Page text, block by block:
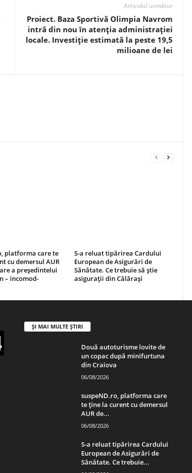
Articolul următor
Proiect. Baza Sportivă Olimpia Navrom
intră din nou în atenția administrației
locale. Investiție estimată la peste 19,5
milioane de lei
platforma care te
cu demersul AUR
a președintelui
– incomod-
S-a reluat tipărirea Cardului
European de Asigurări de
Sănătate. Ce trebuie să știe
asigurații din Călărași
ȘI MAI MULTE ȘTIRI
Două autoturisme lovite de
un copac după minifurtuna
din Craiova
06/08/2026
suspeND.ro, platforma care
te ține la curent cu demersul
AUR de...
06/08/2026
S-a reluat tipărirea Cardului
European de Asigurări de
Sănătate. Ce trebuie...